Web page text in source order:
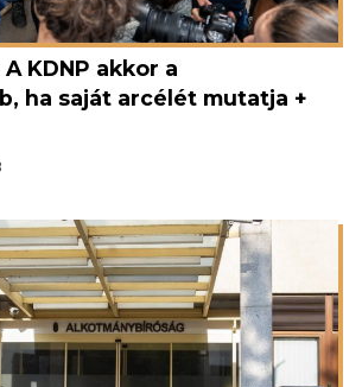
KDNP akkor a
ha saját arcélét mutatja +